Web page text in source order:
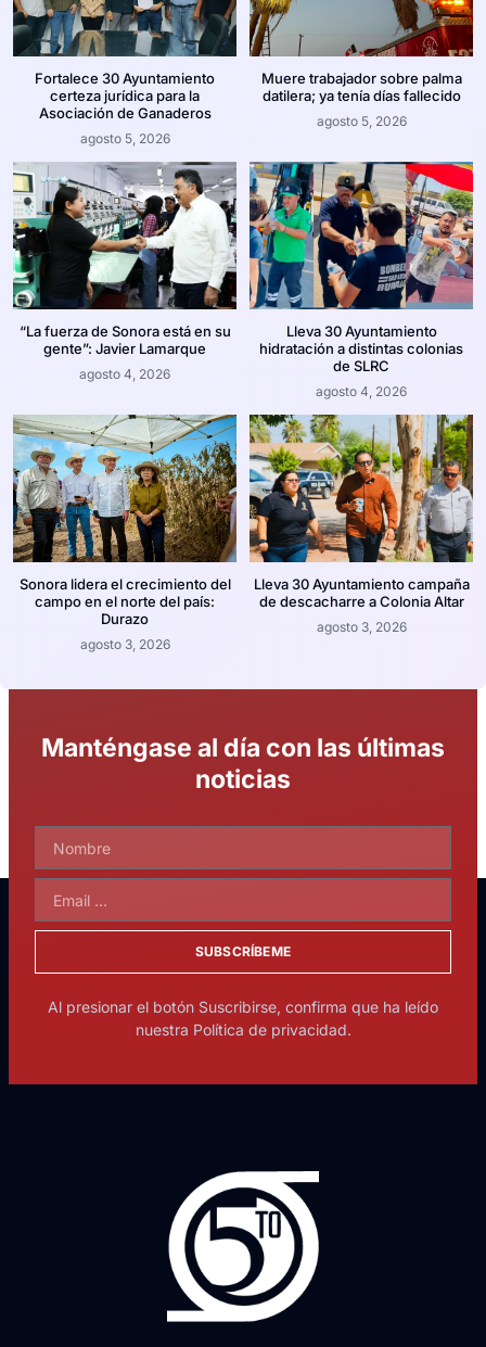
Fortalece 30 Ayuntamiento
certeza jurídica para la
Asociación de Ganaderos
agosto 5, 2026
Muere trabajador sobre palma
datilera; ya tenía días fallecido
agosto 5, 2026
“La fuerza de Sonora está en su
gente”: Javier Lamarque
agosto 4, 2026
Lleva 30 Ayuntamiento
hidratación a distintas colonias
de SLRC
agosto 4, 2026
Sonora lidera el crecimiento del
campo en el norte del país:
Durazo
agosto 3, 2026
Lleva 30 Ayuntamiento campaña
de descacharre a Colonia Altar
agosto 3, 2026
Manténgase al día con las últimas
noticias
SUBSCRÍBEME
Al presionar el botón Suscribirse, confirma que ha leído
nuestra Política de privacidad.